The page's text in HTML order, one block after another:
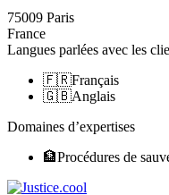
75009 Paris
France
Langues parlées avec les
🇫🇷Français
🇬🇧Anglais
Domaines d’expertises
🏦Procédures de